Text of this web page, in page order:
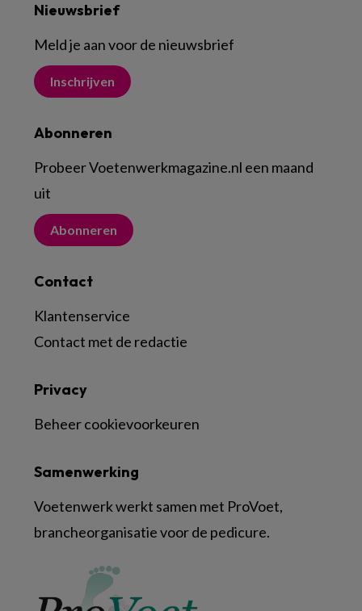
Nieuwsbrief
Meld je aan voor de nieuwsbrief
Inschrijven
Abonneren
Probeer Voetenwerkmagazine.nl een maand
uit
Abonneren
Contact
Klantenservice
Contact met de redactie
Samenwerking
Voetenwerk werkt samen met ProVoet,
brancheorganisatie voor de pedicure.
Privacy
Beheer cookievoorkeuren